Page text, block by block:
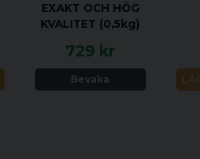
EXAKT OCH HÖG
KVALITET (0,5kg)
729 kr
Bevaka